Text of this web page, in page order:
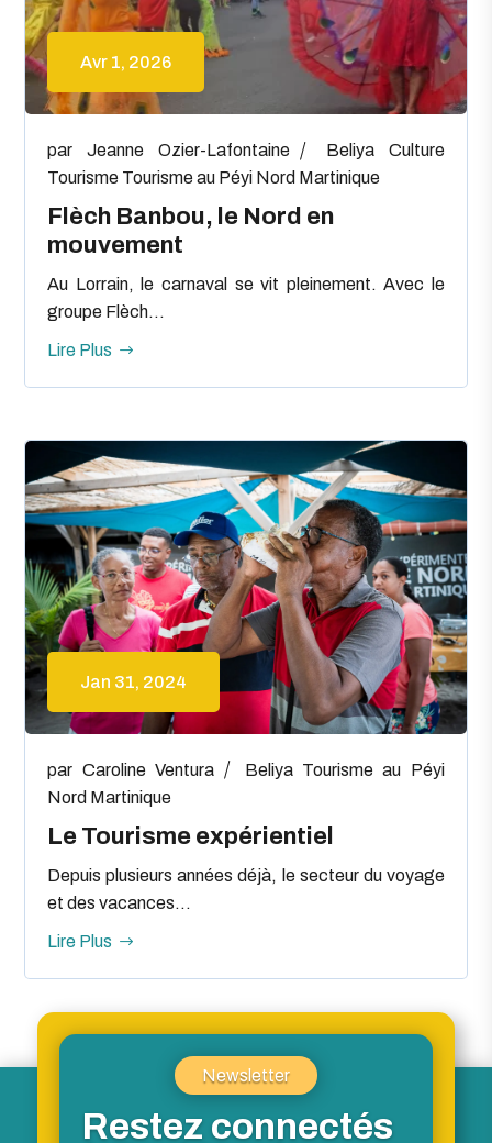
Avr 1, 2026
Flèch Banbou, le Nord en
mouvement
parJeanne Ozier-Lafontaine Beliya
Culture
Tourisme Tourisme au Péyi Nord Martinique
Au Lorrain, le carnaval se vit pleinement. Avec le
groupe Flèch...
Lire Plus
Jan 31, 2024
Le Tourisme expérientiel
par Caroline Ventura Beliya Tourisme au Péyi
Nord Martinique
Depuis plusieurs années déjà, le secteur du voyage
et des vacances...
Lire Plus
Newsletter
Restez connectés